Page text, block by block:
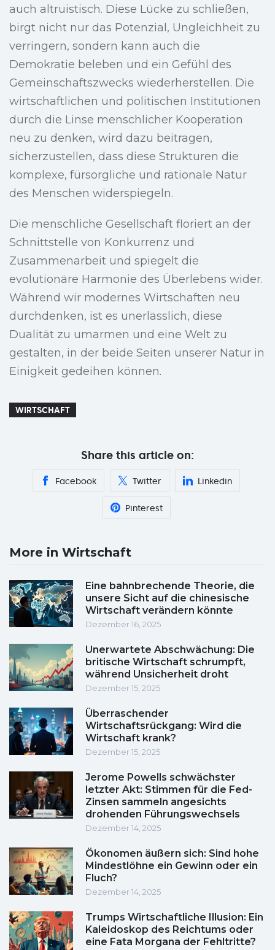
auch altruistisch. Diese Lücke zu schließen,
birgt nicht nur das Potenzial, Ungleichheit zu
verringern, sondern kann auch die
Demokratie beleben und ein Gefühl des
Gemeinschaftszwecks wiederherstellen. Die
wirtschaftlichen und politischen Institutionen
durch die Linse menschlicher Kooperation
neu zu denken, wird dazu beitragen,
sicherzustellen, dass diese Strukturen die
komplexe, fürsorgliche und rationale Natur
des Menschen widerspiegeln.
Die menschliche Gesellschaft floriert an der
Schnittstelle von Konkurrenz und
Zusammenarbeit und spiegelt die
evolutionäre Harmonie des Überlebens wider.
Während wir modernes Wirtschaften neu
durchdenken, ist es unerlässlich, diese
Dualität zu umarmen und eine Welt zu
gestalten, in der beide Seiten unserer Natur in
Einigkeit gedeihen können.
WIRTSCHAFT
Share this article on:
Facebook Twitter Linkedin
Pinterest
More in Wirtschaft
Eine bahnbrechende Theorie, die
unsere Sicht auf die chinesische
Wirtschaft verändern könnte
Dezember 16, 2025
Unerwartete Abschwächung: Die
britische Wirtschaft schrumpft,
während Unsicherheit droht
Dezember 15, 2025
Überraschender
Wirtschaftsrückgang: Wird die
Wirtschaft krank?
Dezember 15, 2025
Jerome Powells schwächster
letzter Akt: Stimmen für die Fed-
Zinsen sammeln angesichts
drohenden Führungswechsels
Dezember 14, 2025
Ökonomen äußern sich: Sind hohe
Mindestlöhne ein Gewinn oder ein
Fluch?
Dezember 14, 2025
Trumps Wirtschaftliche Illusion: Ein
Kaleidoskop des Reichtums oder
eine Fata Morgana der Fehltritte?